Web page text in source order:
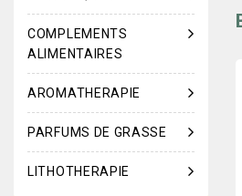
COMPLEMENTS
ALIMENTAIRES
AROMATHERAPIE
PARFUMS DE GRASSE
LITHOTHERAPIE